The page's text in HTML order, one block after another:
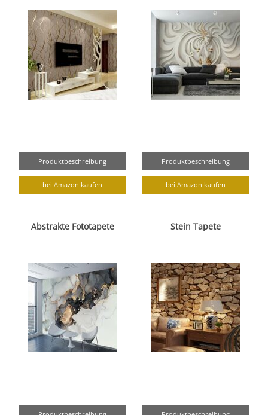
Produktbeschreibung
bei Amazon kaufen
Produktbeschreibung
bei Amazon kaufen
Abstrakte Fototapete Stein Tapete